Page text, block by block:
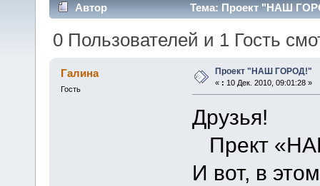
Автор Тема: Проект "НАШ
0 Пользователей и 1 Гость
Галина
Гость
Проект "НАШ ГОРОД!"
« : 10 Дек. 2010, 09:01:28 »
Друзья!
Прект
И вот, в